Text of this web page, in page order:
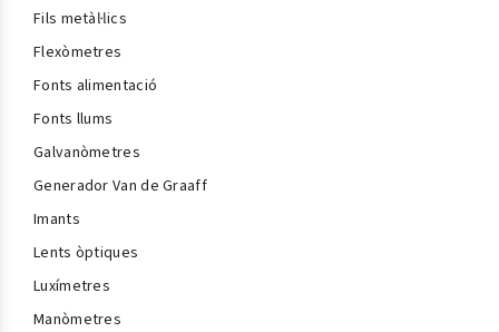
Fils metàl·lics
Flexòmetres
Fonts alimentació
Fonts llums
Galvanòmetres
Generador Van de Graaff
Imants
Lents òptiques
Luxímetres
Manòmetres